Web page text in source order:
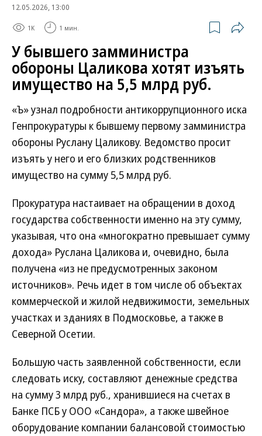
12.05.2026, 13:00
1K 1 мин.
У бывшего замминистра
обороны Цаликова хотят изъять
имущество на 5,5 млрд руб.
«Ъ» узнал подробности антикоррупционного иска
Генпрокуратуры к бывшему первому замминистра
обороны Руслану Цаликову. Ведомство просит
изъять у него и его близких родственников
имущество на сумму 5,5 млрд руб.
Прокуратура настаивает на обращении в доход
государства собственности именно на эту сумму,
указывая, что она «многократно превышает сумму
дохода» Руслана Цаликова и, очевидно, была
получена «из не предусмотренных законом
источников». Речь идет в том числе об объектах
коммерческой и жилой недвижимости, земельных
участках и зданиях в Подмосковье, а также в
Северной Осетии.
Большую часть заявленной собственности, если
следовать иску, составляют денежные средства
на сумму 3 млрд руб., хранившиеся на счетах в
Банке ПСБ у ООО «Сандора», а также швейное
оборудование компании балансовой стоимостью